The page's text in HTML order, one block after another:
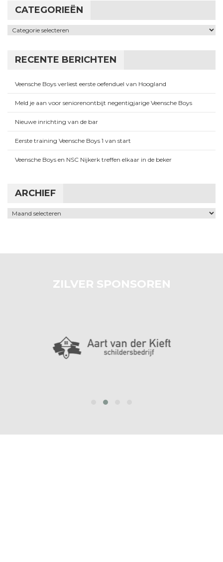
CATEGORIEËN
Categorieën
RECENTE BERICHTEN
Veensche Boys verliest eerste oefenduel van Hoogland
Meld je aan voor seniorenontbijt negentigjarige Veensche Boys
Nieuwe inrichting van de bar
Eerste training Veensche Boys 1 van start
Veensche Boys en NSC Nijkerk treffen elkaar in de beker
ARCHIEF
Archief
ZILVER SPONSOREN
prev